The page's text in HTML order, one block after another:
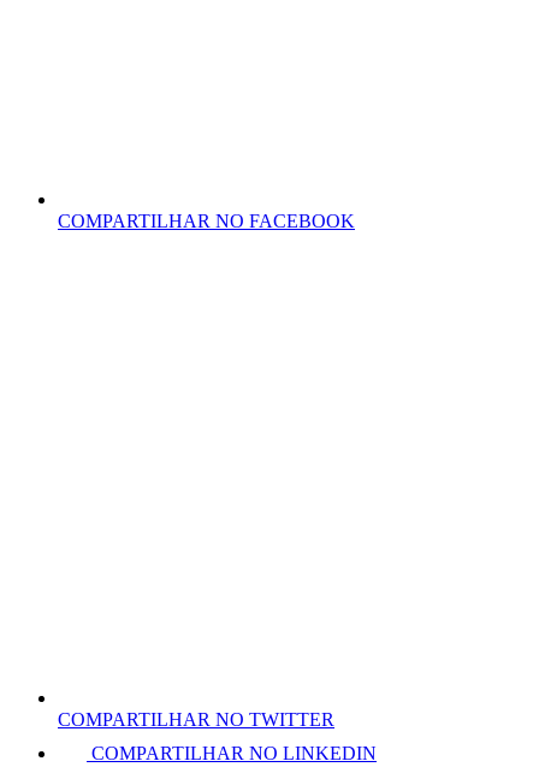
COMPARTILHAR NO FACEBOOK
COMPARTILHAR NO TWITTER
COMPARTILHAR NO LINKEDIN